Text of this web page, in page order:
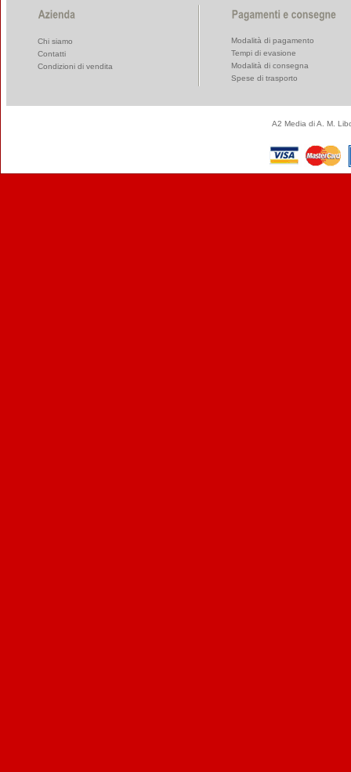
Chi siamo
Contatti
Condizioni di vendita
Modalità di pagamento
Tempi di evasione
Modalità di consegna
Spese di trasporto
A2 Media di A. M.